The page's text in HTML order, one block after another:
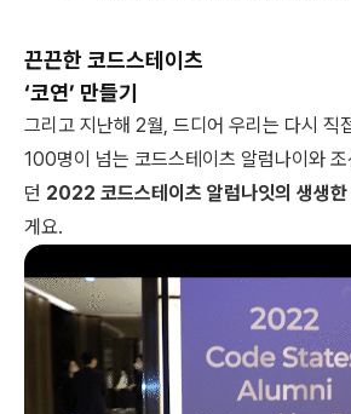
끈끈한 코드스테이츠
‘코연’ 만들기
그리고 지난해 2월, 드디어 우리는 다시 직
100명이 넘는 코드스테이츠 알럼나이와
던 2022 코드스테이츠 알럼나잇의 생생한
게요.